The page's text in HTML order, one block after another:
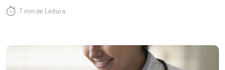
7 min de Leitura.